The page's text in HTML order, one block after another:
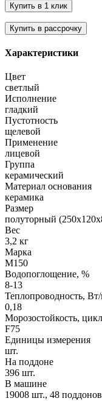
Характеристики
Цвет
светлый
Исполнение
гладкий
Пустотность
щелевой
Применение
лицевой
Группа
керамический
Материал основания
керамика
Размер
полуторный
Вес
3,2 кг
Марка
М150
Водопоглощение, %
8-13
Теплопроводность,
0,18
Морозостойкость,
F75
Единицы измерения
шт.
На поддоне
396 шт.
В машине
19008 шт., 48 поддонов